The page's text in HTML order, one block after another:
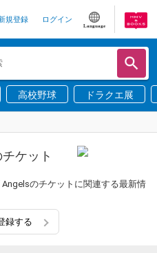
規登録 ログイン
Language
高校野球 ドラクエ展
ケット
のチケットに関連する最新情
録する